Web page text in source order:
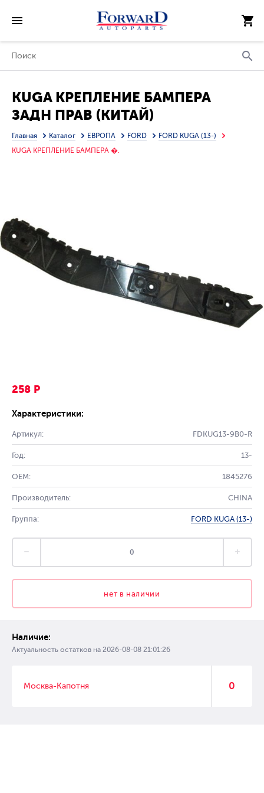
KUGA КРЕПЛЕНИЕ БАМПЕРА
ЗАДН ПРАВ (КИТАЙ)
Главная Каталог ЕВРОПА FORD
FORD KUGA (13-)
KUGA КРЕПЛЕНИЕ БАМПЕРА �.
258 Р
Характеристики:
Артикул: FDKUG13-9B0-R
Год: 13-
OEM: 1845276
Производитель: CHINA
Группа: FORD KUGA (13-)
нет в наличии
Наличие:
Актуальность остатков на 2026-08-08 21:01:26
Москва-Капотня 0